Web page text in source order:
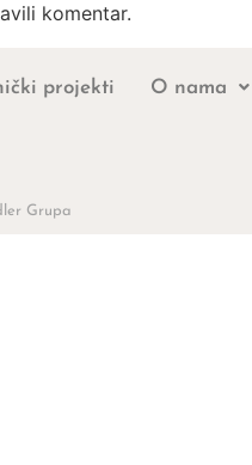
komentar.
projekti O nama
Grupa